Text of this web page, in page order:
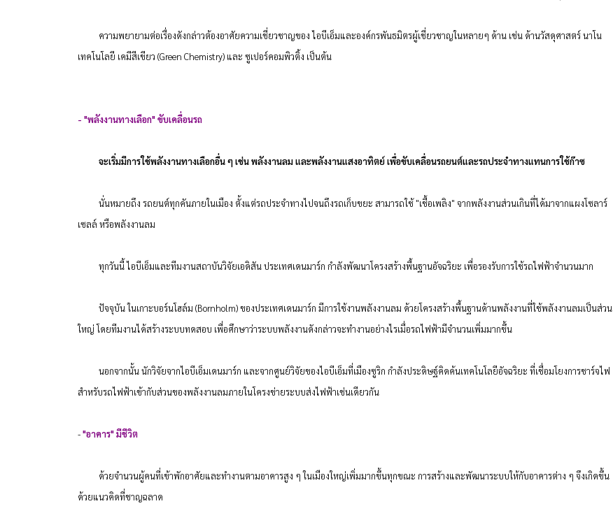
ความพยายามต่อเรื่องดังกล่าวต้องอาศัยความเชี่ยวชาญของ ไอบีเอ็มและองค์กรพันธมิตรผู้เชี่ยวชาญในหลายๆ ด้าน เช่น ด้านวัสดุศาสตร์ นาโน
เทคโนโลยี เคมีสีเขียว (Green Chemistry) และ ซูเปอร์คอมพิวติ้ง เป็นต้น
- "พลังงานทางเลือก" ขับเคลื่อนรถ
จะเริ่มมีการใช้พลังงานทางเลือกอื่น ๆ เช่น พลังงานลม และพลังงานแสงอาทิตย์ เพื่อขับเคลื่อนรถยนต์และรถประจำทางแทนการใช้ก๊าซ
นั่นหมายถึง รถยนต์ทุกคันภายในเมือง ตั้งแต่รถประจำทางไปจนถึงรถเก็บขยะ สามารถใช้ "เชื้อเพลิง" จากพลังงานส่วนเกินที่ได้มาจากแผงโซลาร์
เซลล์ หรือพลังงานลม
ทุกวันนี้ ไอบีเอ็มและทีมงานสถาบันวิจัยเอดิสัน ประเทศเดนมาร์ก กำลังพัฒนาโครงสร้างพื้นฐานอัจฉริยะ เพื่อรองรับการใช้รถไฟฟ้าจำนวนมาก
ปัจจุบัน ในเกาะบอร์นโฮล์ม (Bornholm) ของประเทศเดนมาร์ก มีการใช้งานพลังงานลม ด้วยโครงสร้างพื้นฐานด้านพลังงานที่ใช้พลังงานลมเป็นส่วน
ใหญ่ โดยทีมงานได้สร้างระบบทดสอบ เพื่อศึกษาว่าระบบพลังงานดังกล่าวจะทำงานอย่างไรเมื่อรถไฟฟ้ามีจำนวนเพิ่มมากขึ้น
นอกจากนั้น นักวิจัยจากไอบีเอ็มเดนมาร์ก และจากศูนย์วิจัยของไอบีเอ็มที่เมืองซูริก กำลังประดิษฐ์คิดค้นเทคโนโลยีอัจฉริยะ ที่เชื่อมโยงการชาร์จไฟ
สำหรับรถไฟฟ้าเข้ากับส่วนของพลังงานลมภายในโครงข่ายระบบส่งไฟฟ้าเช่นเดียวกัน
-"อาคาร" มีชีวิต
ด้วยจำนวนผู้คนที่เข้าพักอาศัยและทำงานตามอาคารสูง ๆ ในเมืองใหญ่เพิ่มมากขึ้นทุกขณะ การสร้างและพัฒนาระบบให้กับอาคารต่าง ๆ จึงเกิดขึ้น
ด้วยแนวคิดที่ชาญฉลาด